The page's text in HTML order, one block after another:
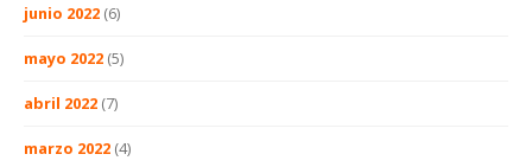
junio 2022 (6)
mayo 2022 (5)
abril 2022 (7)
marzo 2022 (4)